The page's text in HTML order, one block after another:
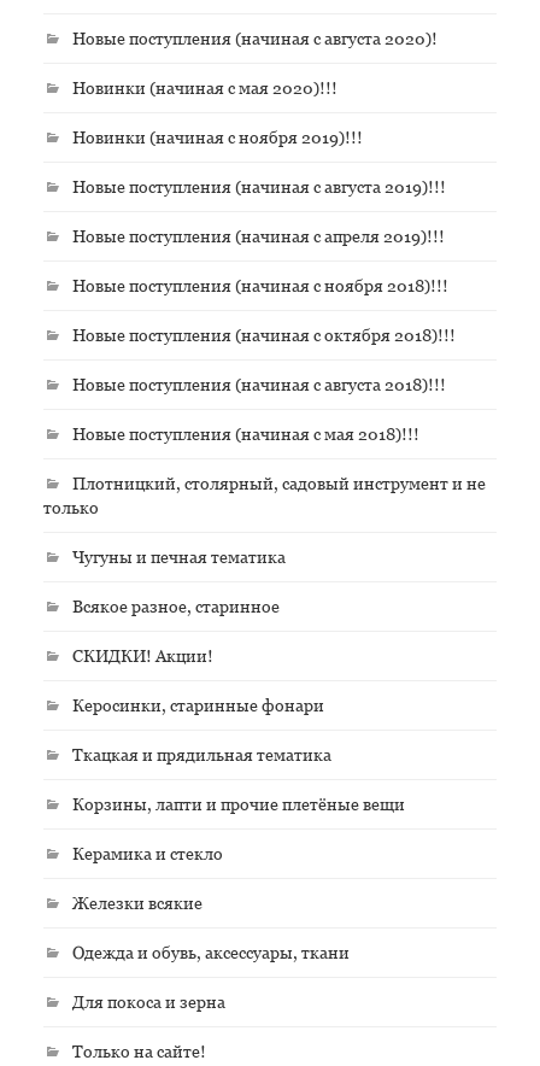
Новые поступления (начиная с августа 2020)!
Новинки (начиная с мая 2020)!!!
Новинки (начиная с ноября 2019)!!!
Новые поступления (начиная с августа 2019)!!!
Новые поступления (начиная с апреля 2019)!!!
Новые поступления (начиная с ноября 2018)!!!
Новые поступления (начиная с октября 2018)!!!
Новые поступления (начиная с августа 2018)!!!
Новые поступления (начиная с мая 2018)!!!
Плотницкий, столярный, садовый инструмент и не
только
Чугуны и печная тематика
Всякое разное, старинное
СКИДКИ! Акции!
Керосинки, старинные фонари
Ткацкая и прядильная тематика
Корзины, лапти и прочие плетёные вещи
Керамика и стекло
Железки всякие
Одежда и обувь, аксессуары, ткани
Для покоса и зерна
Только на сайте!